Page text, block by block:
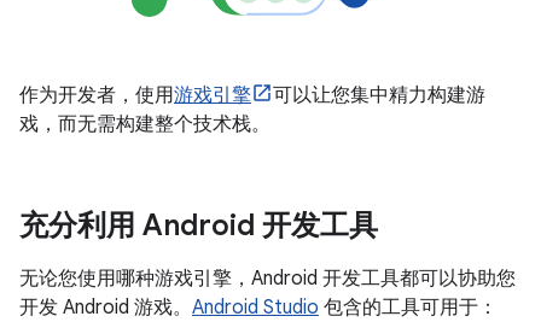
作为开发者，使用游戏引擎
可以让您集中精力构建游
戏，而无需构建整个技术栈。
充分利用 Android 开发工具
无论您使用哪种游戏引擎，Android 开发工具都可以协助您
开发 Android 游戏。 Android Studio 包含的工具可用于：